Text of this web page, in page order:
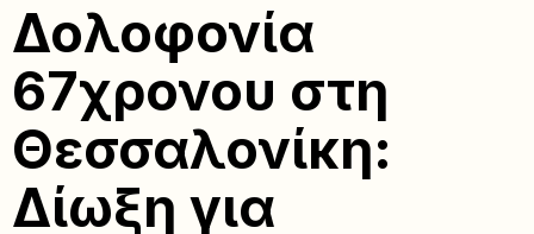
Δολοφονία
67χρονου στη
Θεσσαλονίκη:
Δίωξη για